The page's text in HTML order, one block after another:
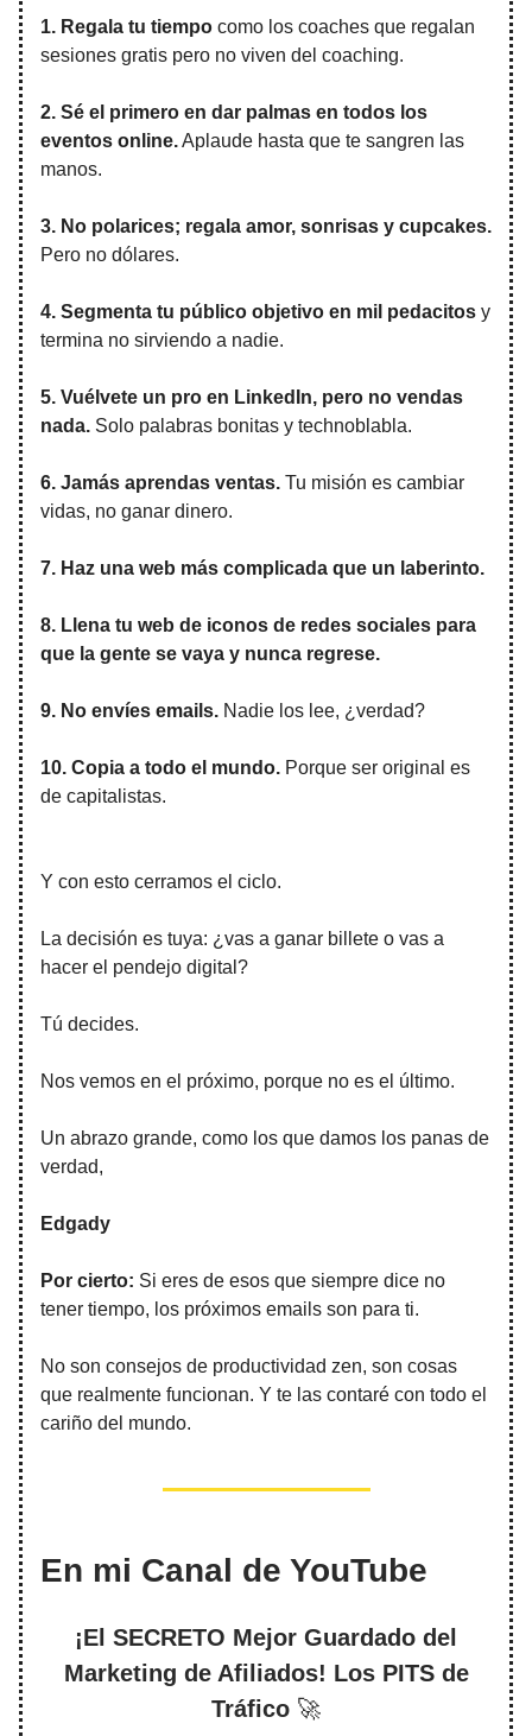
1. Regala tu tiempo como los coaches que regalan
sesiones gratis pero no viven del coaching.
2. Sé el primero en dar palmas en todos los
eventos online.Aplaude hasta que te sangren las
manos.
3. No polarices; regala amor, sonrisas y cupcakes.
Pero no dólares.
4. Segmenta tu público objetivo en mil pedacitos y
termina no sirviendo a nadie.
5. Vuélvete un pro en LinkedIn, pero no vendas
nada. Solo palabras bonitas y technoblabla.
6. Jamás aprendas ventas. Tu misión es cambiar
vidas, no ganar dinero.
7. Haz una web más complicada que un laberinto.
8. Llena tu web de iconos de redes sociales para
que la gente se vaya y nunca regrese.
9. No envíes emails. Nadie los lee, ¿verdad?
10. Copia a todo el mundo. Porque ser original es
de capitalistas.
Y con esto cerramos el ciclo.
La decisión es tuya: ¿vas a ganar billete o vas a
hacer el pendejo digital?
Tú decides.
Nos vemos en el próximo, porque no es el último.
Un abrazo grande, como los que damos los panas de
verdad,
Edgady
Por cierto: Si eres de esos que siempre dice no
tener tiempo, los próximos emails son para ti.
No son consejos de productividad zen, son cosas
que realmente funcionan. Y te las contaré con todo el
cariño del mundo.
En mi Canal de YouTube
¡El SECRETO Mejor Guardado del
Marketing de Afiliados! Los PITS de
Tráfico 🚀